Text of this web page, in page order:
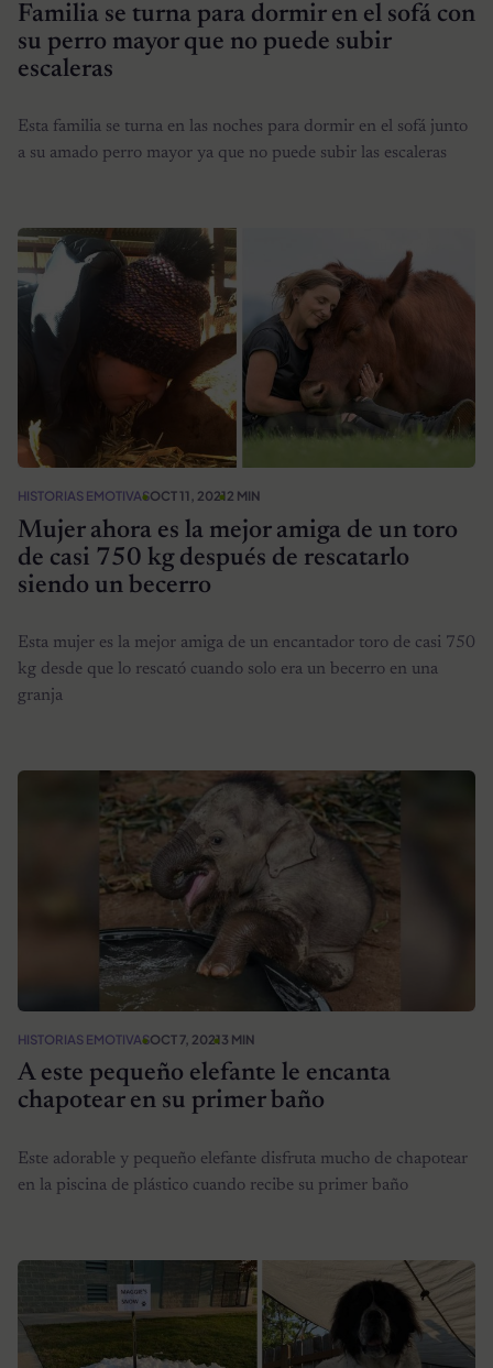
Familia se turna para dormir en el sofá con
su perro mayor que no puede subir
escaleras
Esta familia se turna en las noches para dormir en el sofá junto
a su amado perro mayor ya que no puede subir las escaleras
HISTORIAS EMOTIVASOCT 11, 20212 MIN
Mujer ahora es la mejor amiga de un toro
de casi 750 kg después de rescatarlo
siendo un becerro
Esta mujer es la mejor amiga de un encantador toro de casi 750
kg desde que lo rescató cuando solo era un becerro en una
granja
HISTORIAS EMOTIVASOCT 7, 20213 MIN
A este pequeño elefante le encanta
chapotear en su primer baño
Este adorable y pequeño elefante disfruta mucho de chapotear
en la piscina de plástico cuando recibe su primer baño